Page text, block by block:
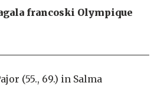
francoski Olympique
(55., 69.) in Salma